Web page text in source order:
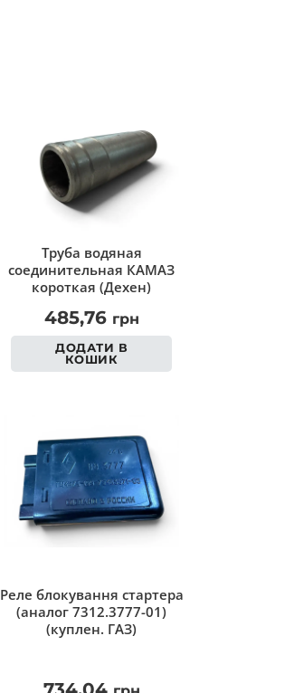
Труба водяная
соединительная КАМАЗ
короткая (Дехен)
485,76 грн
ДОДАТИ В
КОШИК
Реле блокування стартера
(аналог 7312.3777-01)
(куплен. ГАЗ)